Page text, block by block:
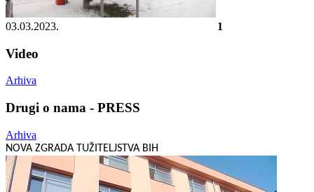
03.03.2023. 1
Video
Arhiva
Drugi o nama - PRESS
Arhiva
NOVA ZGRADA TUŽITELJSTVA BIH